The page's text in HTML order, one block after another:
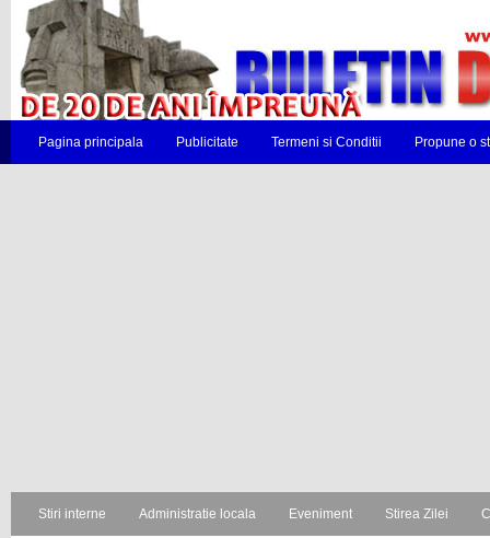
Pagina principala Publicitate Termeni si Conditii Propune o
Stiri interne Administratie locala Eveniment Stirea Zilei